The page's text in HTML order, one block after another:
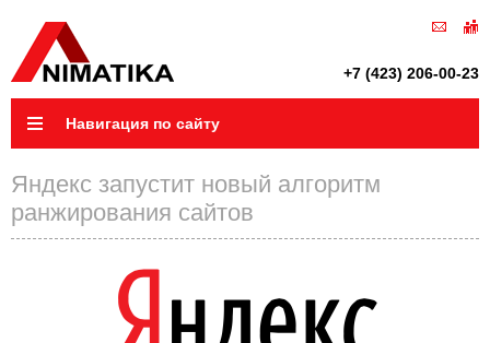
+7 (423) 206-00-23
Навигация по сайту
Яндекс запустит новый алгоритм
ранжирования сайтов